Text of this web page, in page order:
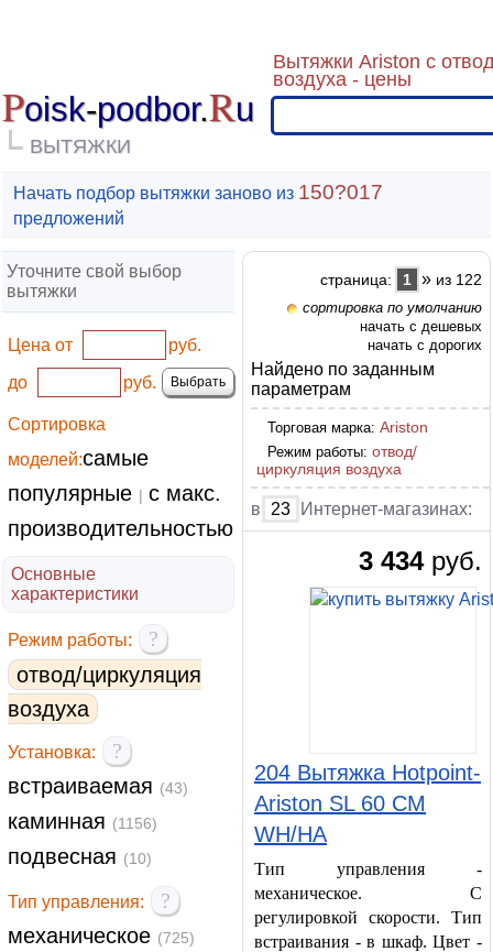
Poisk-podbor.Ru
ВЫТЯЖКИ
Вытяжки Ariston с
воздуха - цены
Начать подбор вытяжки заново из 150?017
предложений
Уточните свой выбор
вытяжки
Цена от
руб.
до
руб.
Сортировка
моделей:самые
популярные | с макс.
производительностью
Основные
характеристики
Режим работы:
?
отвод/циркуляция
воздуха
Установка:
?
встраиваемая (43)
каминная (1156)
подвесная (10)
Тип управления:
?
механическое (725)
страница: 1 » из 122
сортировка по умолчанию
начать с дешевых
начать с дорогих
Найдено по заданным
параметрам
Торговая марка: Ariston
Режим работы: отвод/
циркуляция воздуха
в 23 Интернет-магазинах:
3 434руб.
204 Вытяжка Hotpoint-
Ariston SL 60 CM
WH/HA
Тип управления -
механическое. С
регулировкой скорости. Тип
встраивания - в шкаф. Цвет -